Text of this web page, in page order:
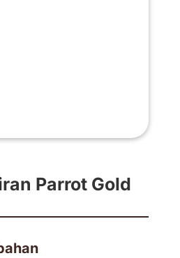
Parrot Gold